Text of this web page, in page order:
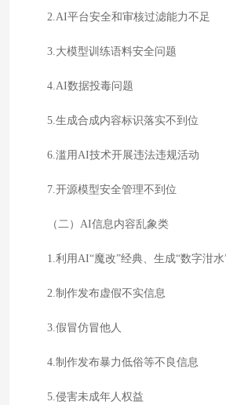
2.AI平台安全和审核过滤能力不足
3.大模型训练语料安全问题
4.AI数据投毒问题
5.生成合成内容标识落实不到位
6.滥用AI技术开展违法违规活动
7.开源模型安全管理不到位
（二）AI信息内容乱象类
1.利用AI“魔改”经典、生成“数字泔水
2.制作发布虚假不实信息
3.假冒仿冒他人
4.制作发布暴力低俗等不良信息
5.侵害未成年人权益